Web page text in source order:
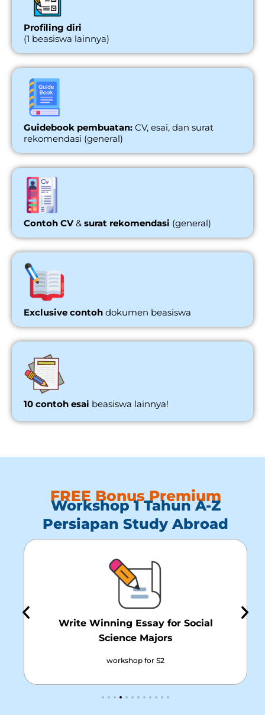
Profiling diri
(1 beasiswa lainnya)
Guidebook pembuatan: CV, esai, dan surat
rekomendasi (general)
Contoh CV& surat rekomendasi (general)
Exclusive contoh dokumen beasiswa
10 contoh esai beasiswa lainnya!
FREE Bonus Premium
Workshop 1 Tahun A-Z
Persiapan Study Abroad
Write Winning Essay for Social
Science Majors
workshop for S2